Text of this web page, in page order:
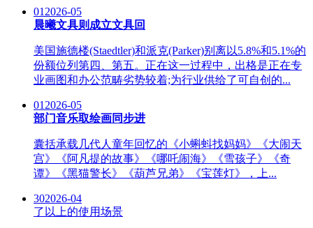
01 2026-05
晨曦文具则成立文具回
美国施德楼(Staedtler)和派克(Parker)别离以5.8%和5.1%的
份额位列第四、第五。正在这一过程中，出格是正在专
业画图和办公范畴劣势较着;为行业供给了可自创的...
01 2026-05
部门音乐取绘画同步进
囊括承载几代人童年回忆的《小蝌蚪找妈妈》《大闹天
宫》《阿凡提的故事》《哪吒闹海》《雪孩子》《奇
谭》《黑猫警长》《葫芦兄弟》《宝莲灯》，上...
302026-04
了以上的使用场景